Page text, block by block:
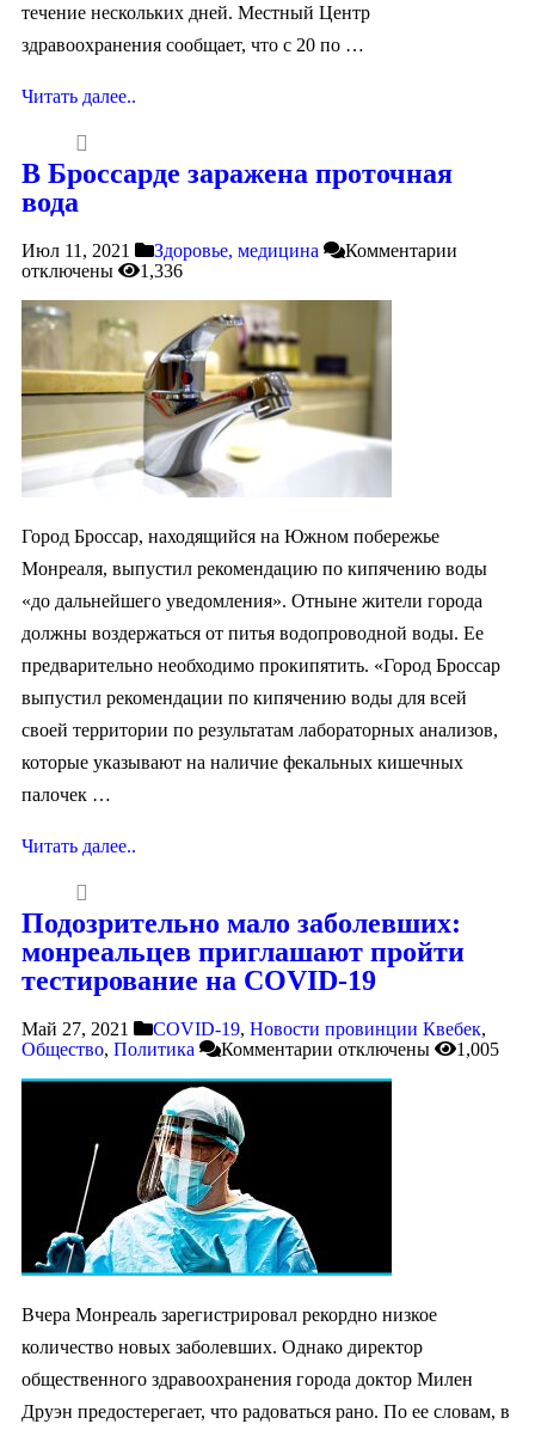
течение нескольких дней. Местный Центр
здравоохранения сообщает, что с 20 по …
Читать далее..
В Броссарде заражена проточная
вода
Июл 11, 2021 Здоровье, медицина
Комментарии
отключены
1,336
Город Броссар, находящийся на Южном побережье
Монреаля, выпустил рекомендацию по кипячению воды
«до дальнейшего уведомления». Отныне жители города
должны воздержаться от питья водопроводной воды. Ее
предварительно необходимо прокипятить. «Город Броссар
выпустил рекомендации по кипячению воды для всей
своей территории по результатам лабораторных анализов,
которые указывают на наличие фекальных кишечных
палочек …
Читать далее..
Подозрительно мало заболевших:
монреальцев приглашают пройти
тестирование на COVID-19
Май 27, 2021 COVID-19, Новости провинции Квебек,
Общество, Политика Комментарии отключены 1,005
Вчера Монреаль зарегистрировал рекордно низкое
количество новых заболевших. Однако директор
общественного здравоохранения города доктор Милен
Друэн предостерегает, что радоваться рано. По ее словам, в